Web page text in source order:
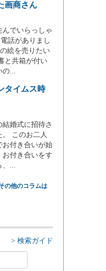
画商さん
でいらっしゃ
話がありまし
絵を売りたい
と共箱が付い
の...
タイムス時
婚式に招待さ
このお二人
お付き合いが始
お付き合いをす
、...
の他のコラムは
> 検索ガイド